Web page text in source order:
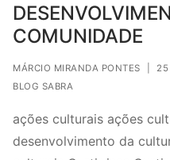
COMUNIDADE
MÁRCIO MIRANDA PONTES 25
BLOG SABRA
ações culturais ações
desenvolvimento da